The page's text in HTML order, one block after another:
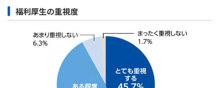
マイページでできること
長寿支援保険
お見積りシミュレーション
資料請求
法人向け資料請求
お問い合わせ先
保険
医療
ご挨拶
経営理念・経営戦略
サステナビリティ
株主・投資家のみなさまへ
福利厚生の重視度